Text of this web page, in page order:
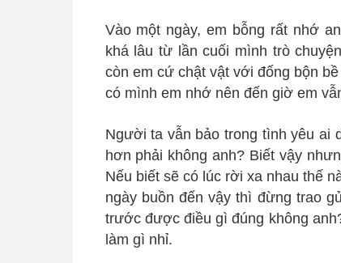
Vào một ngày, em bỗng rất nhớ
khá lâu từ lần cuối mình trò
còn em cứ chật vật với đống bộn
có mình em nhớ nên đến giờ em
Người ta vẫn bảo trong tình yêu ai
hơn phải không anh? Biết vậy
Nếu biết sẽ có lúc rời xa nhau thế
ngày buồn đến vậy thì đừng trao
trước được điều gì đúng không
làm gì nhỉ.